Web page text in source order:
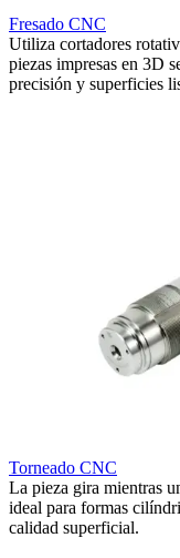
Fresado CNC
Utiliza cortadores
piezas impresas en 3D
precisión y superficies
Torneado CNC
La pieza gira mientras
ideal para formas
calidad superficial.